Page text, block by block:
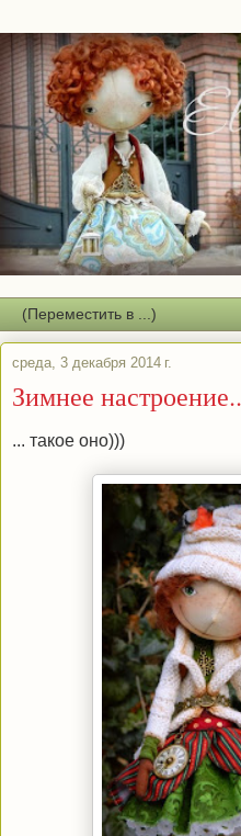
среда, 3 декабря 2014 г.
Зимнее
... такое оно)))